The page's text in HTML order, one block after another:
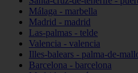
Málaga - marbella
Madrid - madrid
Las-palmas - telde
Valencia - valencia
Illes-balears - palma-de-
Barcelona - barcelona